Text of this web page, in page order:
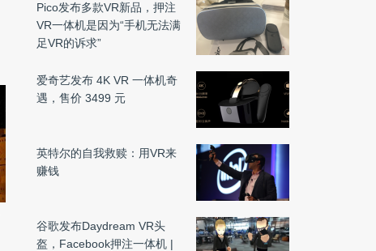
Pico发布多款VR新品，押注
VR一体机是因为“手机无法满
足VR的诉求”
爱奇艺发布 4K VR 一体机奇
遇，售价 3499 元
英特尔的自我救赎：用VR来
赚钱
谷歌发布Daydream VR头
盔，Facebook押注一体机 |